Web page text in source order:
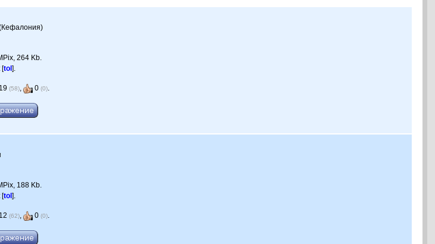
264 Kb.
[tol].
19(58), 0(0).
188 Kb.
[tol].
12(62), 0(0).